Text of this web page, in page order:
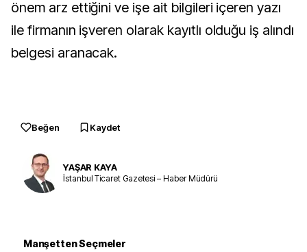
önem arz ettiğini ve işe ait bilgileri içeren yazı
ile firmanın işveren olarak kayıtlı olduğu iş alındı
belgesi aranacak.
Beğen Kaydet
YAŞAR KAYA
İstanbul Ticaret Gazetesi – Haber Müdürü
Manşetten Seçmeler